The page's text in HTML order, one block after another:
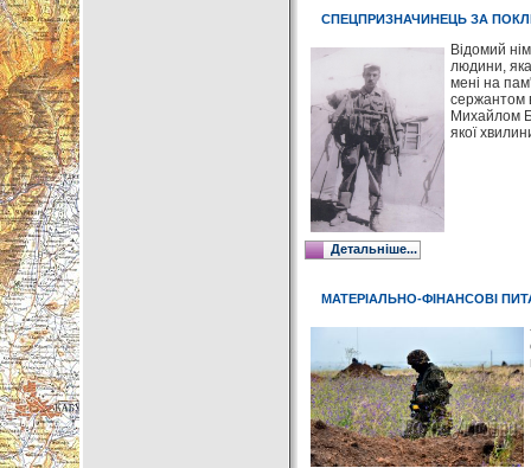
СПЕЦПРИЗНАЧИНЕЦЬ ЗА
Відомий
людини,
мені на
сержантом
Михайлом
якої
Детальніше...
МАТЕРІАЛЬНО-ФІНАНСОВІ